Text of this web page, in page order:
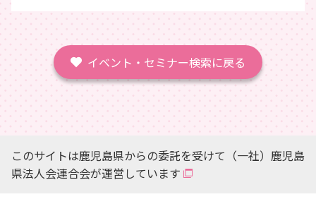
イベント・セミナー検索に戻る
このサイトは鹿児島県からの委託を受けて（一社）鹿児島
県法人会連合会が運営しています